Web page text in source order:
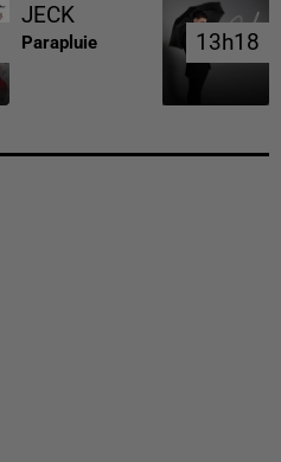
JECK
Parapluie 13h18
13h18